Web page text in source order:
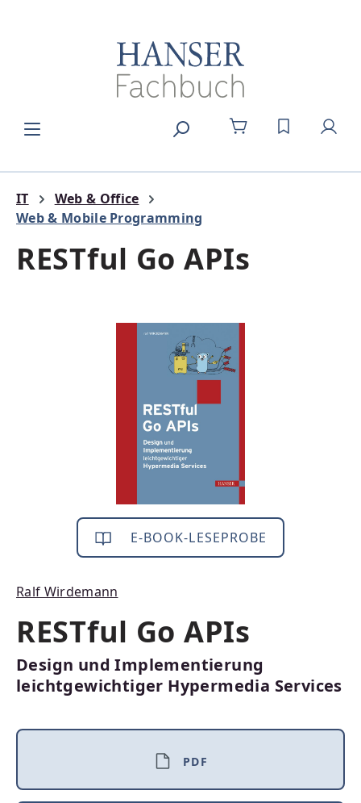
DU HAST 0
IT
Web & Office
Web & Mobile Programming
RESTful Go APIs
Bildergalerie überspringen
E-BOOK-LESEPROBE
Ralf Wirdemann
RESTful Go APIs
Design und Implementierung
leichtgewichtiger Hypermedia Services
PDF